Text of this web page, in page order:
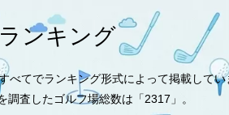
ンキング
てでランキング形式によって掲載してい
査したゴルフ場総数は「2317」。